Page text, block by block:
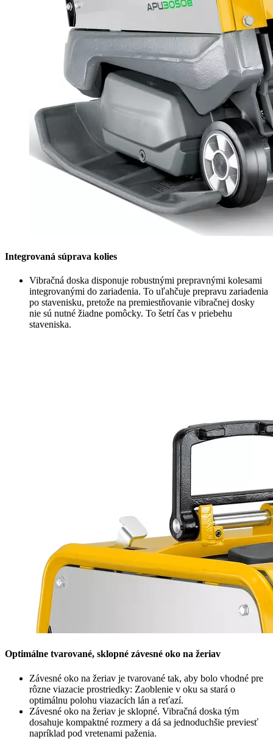
Integrovaná súprava kolies
Vibračná doska disponuje robustnými prepravnými kolesami
integrovanými do zariadenia. To uľahčuje prepravu zariadenia
po stavenisku, pretože na premiestňovanie vibračnej dosky
nie sú nutné žiadne pomôcky. To šetrí čas v priebehu
staveniska.
Optimálne tvarované, sklopné závesné oko na žeriav
Závesné oko na žeriav je tvarované tak, aby bolo vhodné pre
rôzne viazacie prostriedky: Zaoblenie v oku sa stará o
optimálnu polohu viazacích lán a reťazí.
Závesné oko na žeriav je sklopné. Vibračná doska tým
dosahuje kompaktné rozmery a dá sa jednoduchšie previesť
napríklad pod vretenami paženia.